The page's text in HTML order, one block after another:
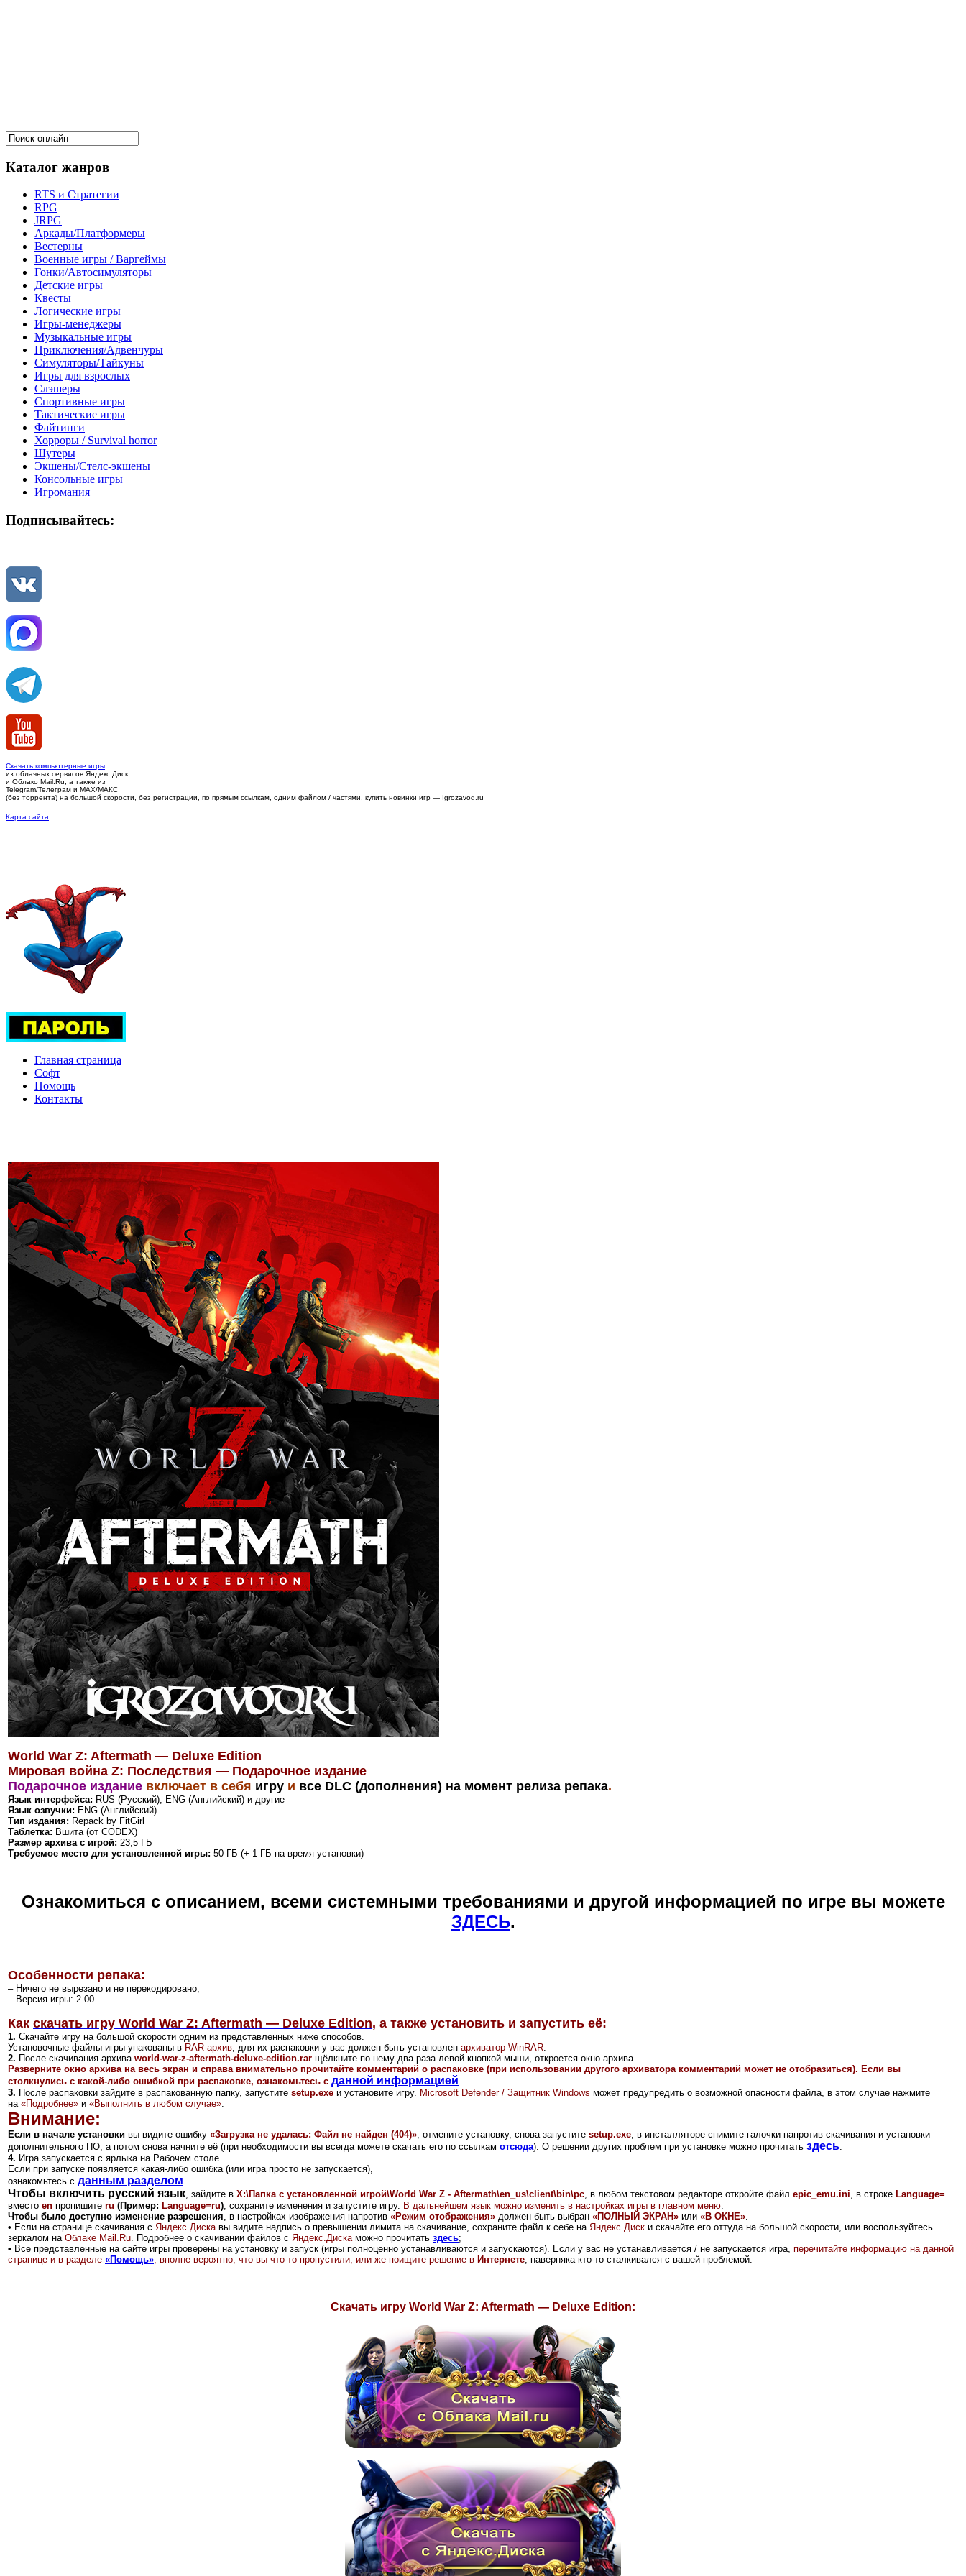
Каталог жанров
RTS и Стратегии
RPG
JRPG
Аркады/Платформеры
Вестерны
Военные игры / Варгеймы
Гонки/Автосимуляторы
Детские игры
Квесты
Логические игры
Игры-менеджеры
Музыкальные игры
Приключения/Адвенчуры
Симуляторы/Тайкуны
Игры для взрослых
Слэшеры
Спортивные игры
Тактические игры
Файтинги
Хорроры / Survival horror
Шутеры
Экшены/Стелс-экшены
Консольные игры
Игромания
Подписывайтесь:
Скачать компьютерные игры
из облачных сервисов Яндекс.Диск
и Облако Mail.Ru, а также из
Telegram/Телеграм и MAX/МАКС
(без торрента) на большой скорости, без регистрации, по прямым ссылкам, одним файлом / частями, купить новинки игр — Igrozavod.ru
Карта сайта
Главная страница
Софт
Помощь
Контакты
World War Z: Aftermath — Deluxe Edition
Мировая война Z: Последствия — Подарочное издание
Подарочное издание включает в себя игру и все DLC (дополнения) на момент релиза репака.
Язык интерфейса: RUS (Русский), ENG (Английский) и другие
Язык озвучки: ENG (Английский)
Тип издания: Repack by FitGirl
Таблетка: Вшита (от CODEX)
Размер архива с игрой: 23,5 ГБ
Требуемое место для установленной игры: 50 ГБ (+ 1 ГБ на время установки)
Ознакомиться с описанием, всеми системными требованиями и другой информацией по игре вы можете
ЗДЕСЬ.
Особенности репака:
– Ничего не вырезано и не перекодировано;
– Версия игры: 2.00.
Как скачать игру World War Z: Aftermath — Deluxe Edition, а также установить и запустить её:
1. Скачайте игру на большой скорости одним из представленных ниже способов.
Установочные файлы игры упакованы в RAR-архив , для их распаковки у вас должен быть установлен архиватор WinRAR
2. После скачивания архива world-war-z-aftermath-deluxe-edition.rar щёлкните по нему два раза левой кнопкой мыши, откроется окно архива.
Разверните окно архива на весь экран и справа внимательно прочитайте комментарий о распаковке (при использовании другого архиватора комментарий может не отобразиться). Если вы
столкнулись с какой-либо ошибкой при распаковке, ознакомьтесь с данной информацией
3. После распаковки зайдите в распакованную папку, запустите setup.exe и установите игру. Microsoft Defender / Защитник Windows может предупредить о возможной опасности файла, в этом случае нажмите
на «Подробнее» и «Выполнить в любом случае»
Внимание:
Если в начале установки вы видите ошибку «Загрузка не удалась: Файл не найден (404)» , отмените установку, снова запустите setup.exe в инсталляторе снимите галочки напротив скачивания и установки
дополнительного ПО, а потом снова начните её (при необходимости вы всегда можете скачать его по ссылкам отсюда). О решении других проблем при установке можно прочитать здесь
4. Игра запускается с ярлыка на Рабочем столе.
Если при запуске появляется какая-либо ошибка (или игра просто не запускается),
ознакомьтесь с данным разделом
Чтобы включить русский язык , зайдите в X:\Папка с установленной игрой\World War Z - Aftermath\en_us\client\bin\pc , в любом текстовом редакторе откройте файл epic_emu.ini , в строке Language=
вместо en пропишите ru (Пример: Language=ru) , сохраните изменения и запустите игру. В дальнейшем язык можно изменить в настройках игры в главном меню
Чтобы было доступно изменение разрешения , в настройках изображения напротив «Режим отображения» должен быть выбран «ПОЛНЫЙ ЭКРАН» или «В ОКНЕ»
• Если на странице скачивания с Яндекс.Диска вы видите надпись о превышении лимита на скачивание, сохраните файл к себе на Яндекс.Диск и скачайте его оттуда на большой скорости, или воспользуйтесь
зеркалом на Облаке Mail.Ru Подробнее о скачивании файлов с Яндекс.Диска можно прочитать здесь;
• Все представленные на сайте игры проверены на установку и запуск (игры полноценно устанавливаются и запускаются). Если у вас не устанавливается / не запускается игра, перечитайте информацию на данной
странице и в разделе «Помощь» , вполне вероятно, что вы что-то пропустили, или же поищите решение в Интернете , наверняка кто-то сталкивался с вашей проблемой.
Скачать игру World War Z: Aftermath — Deluxe Edition: